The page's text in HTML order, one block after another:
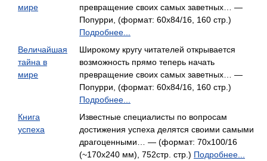
мире
превращение своих самых заветных… —
Попурри, (формат: 60x84/16, 160 стр.)
Подробнее...
Величайшая
тайна в
мире
Широкому кругу читателей открывается
возможность прямо теперь начать
превращение своих самых заветных… —
Попурри, (формат: 60x84/16, 160 стр.)
Подробнее...
Книга
успеха
Известные специалисты по вопросам
достижения успеха делятся своими самыми
драгоценными… — (формат: 70x100/16
(~170х240 мм), 752стр. стр.) Подробнее...